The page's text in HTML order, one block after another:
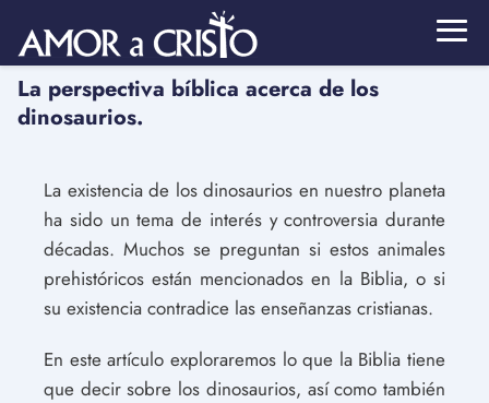
La perspectiva bíblica acerca de los
dinosaurios.
La existencia de los dinosaurios en nuestro planeta
ha sido un tema de interés y controversia durante
décadas. Muchos se preguntan si estos animales
prehistóricos están mencionados en la Biblia, o si
su existencia contradice las enseñanzas cristianas.
En este artículo exploraremos lo que la Biblia tiene
que decir sobre los dinosaurios, así como también